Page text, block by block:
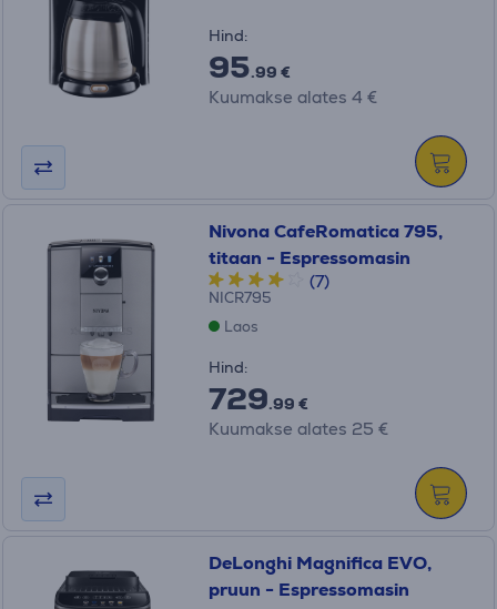
Hind:
95.99 €
Kuumakse alates 4 €
Nivona CafeRomatica 795,
titaan - Espressomasin
(7)
NICR795
Laos
Hind:
729.99 €
Kuumakse alates 25 €
DeLonghi Magnifica EVO,
pruun - Espressomasin